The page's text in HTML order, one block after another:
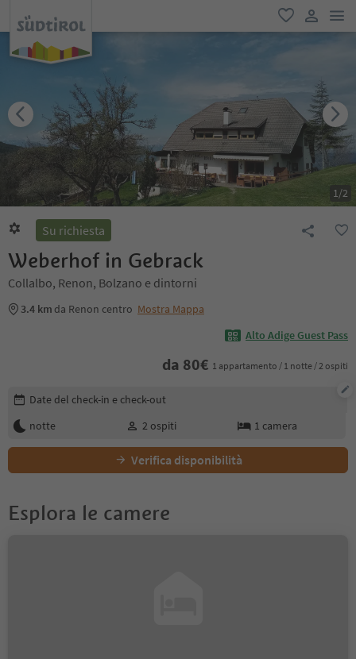
favoriti
user link
1/2
Su richiesta
Weberhof in Gebrack
Collalbo, Renon, Bolzano e dintorni
3.4 km da Renon centro Mostra Mappa
Alto Adige Guest Pass
da 80€ 1 appartamento / 1 notte / 2 ospiti
Modifica i dettagli della prenotazione
Date del check-in e check-out
notte
2 ospiti 1 camera
Verifica disponibilità
Esplora le camere